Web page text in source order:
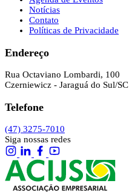
Notícias
Contato
Políticas de Privacidade
Endereço
Rua Octaviano Lombardi, 100
Czerniewicz - Jaraguá do Sul/SC
Telefone
(47) 3275-7010
Siga nossas redes